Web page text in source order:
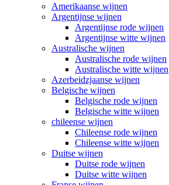
Amerikaanse wijnen
Argentijnse wijnen
Argentijnse rode wijnen
Argentijnse witte wijnen
Australische wijnen
Australische rode wijnen
Australische witte wijnen
Azerbeidzjaanse wijnen
Belgische wijnen
Belgische rode wijnen
Belgische witte wijnen
chileense wijnen
Chileense rode wijnen
Chileense witte wijnen
Duitse wijnen
Duitse rode wijnen
Duitse witte wijnen